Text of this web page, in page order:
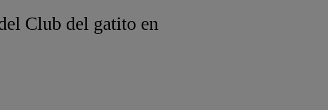
Club del gatito en